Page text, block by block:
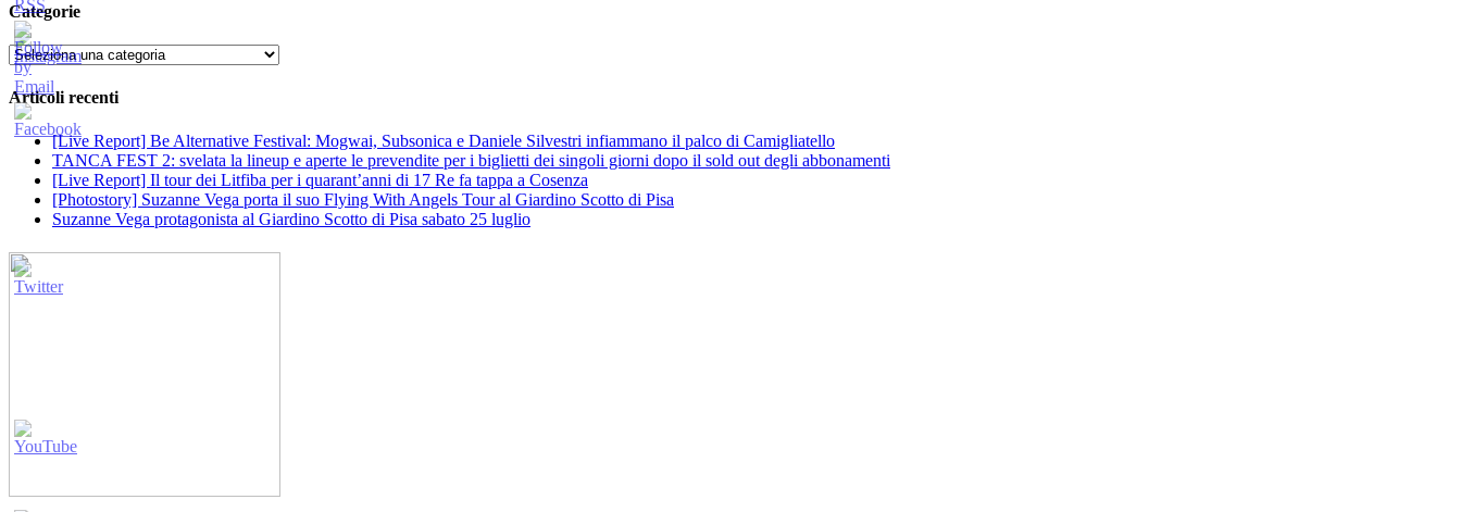
Categorie
Categorie
Articoli recenti
[Live Report] Be Alternative Festival: Mogwai, Subsonica e Daniele Silvestri infiammano il palco di Camigliatello
TANCA FEST 2: svelata la lineup e aperte le prevendite per i biglietti dei singoli giorni dopo il sold out degli abbonamenti
[Live Report] Il tour dei Litfiba per i quarant’anni di 17 Re fa tappa a Cosenza
[Photostory] Suzanne Vega porta il suo Flying With Angels Tour al Giardino Scotto di Pisa
Suzanne Vega protagonista al Giardino Scotto di Pisa sabato 25 luglio